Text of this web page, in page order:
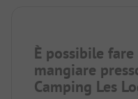
È possibile
mangiare
Camping Les